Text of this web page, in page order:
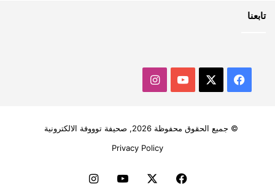
تابعنا
فيسبوك ‫YouTubeانستقرام
© جميع الحقوق محفوظة 2026, صحيفة توووفة الالكترونية
Privacy Policy
فيسبوك ‫YouTubeانستقرام